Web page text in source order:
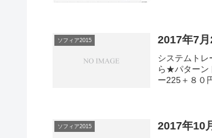
ソフィア2015 2017年7
システムト
ら★パターン
ー225＋８０
ソフィア2015 2017年10